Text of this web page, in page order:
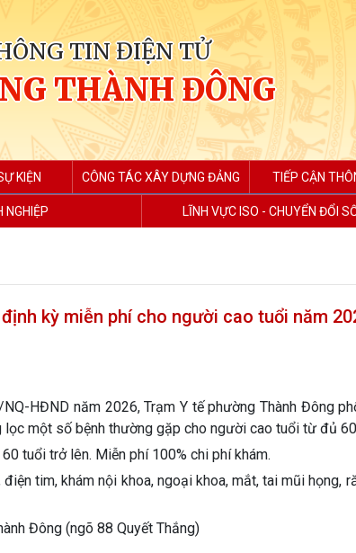
TIN ĐIỆN TỬ
THÀNH ĐÔNG
KIỆN CÔNG TÁC XÂY DỰNG ĐẢNG TIẾP CẬN
NGHIỆP LĨNH VỰC ISO - CHUYỂN ĐỔI
kỳ miễn phí cho người cao tuổi năm
HĐND năm 2026, Trạm Y tế phường Thành Đông
một số bệnh thường gặp cho người cao tuổi từ đủ
tuổi trở lên. Miễn phí 100% chi phí khám.
tim, khám nội khoa, ngoại khoa, mắt, tai mũi họng,
Đông (ngõ 88 Quyết Thắng)